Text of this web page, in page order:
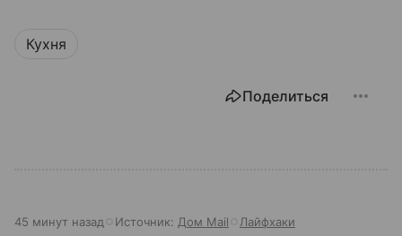
Кухня
Поделиться
45 минут назад Источник: Дом Mail Лайфхаки